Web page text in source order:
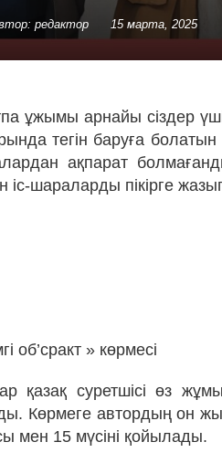
редактор 15 марта, 2025
ұжымы арнайы сіздер
тегін баруға
ақпарат
шараларды пікірге
об’сракт » көрмесі
қазақ суретшісі өз
Көрмеге автордың он
мен 15 мүсіні қойылады.